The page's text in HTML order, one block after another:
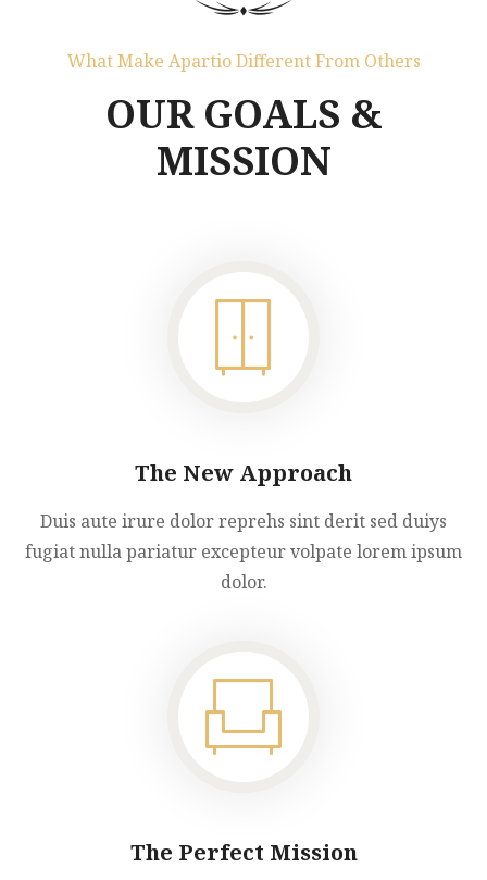
What Make Apartio Different From Others
OUR GOALS &
MISSION
The New Approach
Duis aute irure dolor reprehs sint derit sed duiys
fugiat nulla pariatur excepteur volpate lorem ipsum
dolor.
The Perfect Mission